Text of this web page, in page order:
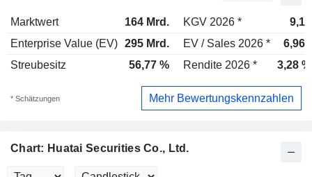
Marktwert 164 Mrd. KGV 2026 *
9,1x
Enterprise Value (EV) 295 Mrd. EV / Sales 2026 *
6,96x
Streubesitz
56,77 % Rendite 2026 * 3,28 %
* Schätzungen Mehr Bewertungskennzahlen
Chart: Huatai Securities Co., Ltd.